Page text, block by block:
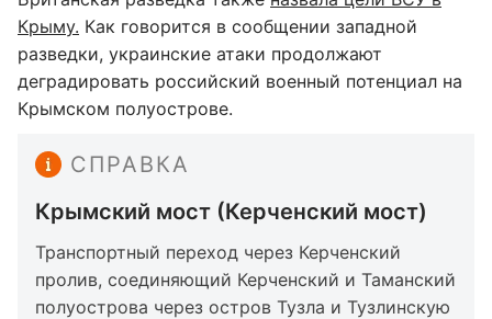
Крыму. Как говорится в сообщении западной
разведки, украинские атаки продолжают
деградировать российский военный потенциал на
Крымском полуострове.
СПРАВКА
Крымский мост (Керченский мост)
Транспортный переход через Керченский
пролив, соединяющий Керченский и Таманский
полуострова через остров Тузла и Тузлинскую